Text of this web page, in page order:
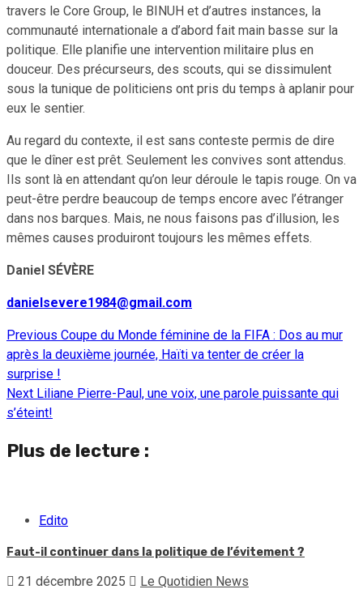
travers le Core Group, le BINUH et d’autres instances, la
communauté internationale a d’abord fait main basse sur la
politique. Elle planifie une intervention militaire plus en
douceur. Des précurseurs, des scouts, qui se dissimulent
sous la tunique de politiciens ont pris du temps à aplanir pour
eux le sentier.
Au regard du contexte, il est sans conteste permis de dire
que le dîner est prêt. Seulement les convives sont attendus.
Ils sont là en attendant qu’on leur déroule le tapis rouge. On va
peut-être perdre beaucoup de temps encore avec l’étranger
dans nos barques. Mais, ne nous faisons pas d’illusion, les
mêmes causes produiront toujours les mêmes effets.
Daniel SÉVÈRE
danielsevere1984@gmail.com
Continue
Reading
Previous Coupe du Monde féminine de la FIFA : Dos au mur
après la deuxième journée, Haïti va tenter de créer la
surprise !
Next Liliane Pierre-Paul, une voix, une parole puissante qui
s’éteint!
Plus de lecture :
Edito
Faut-il continuer dans la politique de l’évitement ?
21 décembre 2025 Le Quotidien News